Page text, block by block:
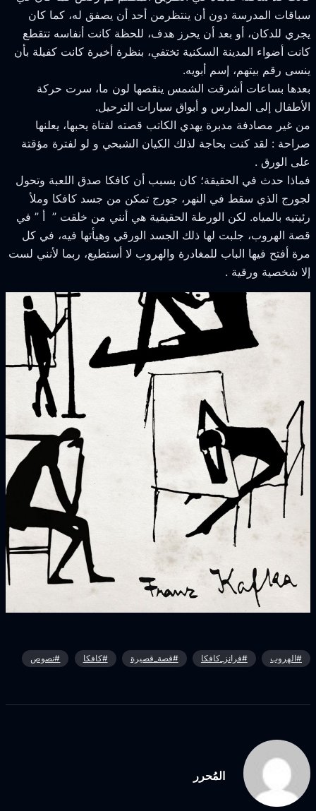
المدرسة دون أن ينتظرمن أحد أن يصفق له، كما كان
للدكان، أو بعد أن يحرز هدف، للحظة كانت أنفاسه تتقطع
أضواء المدينة السكنية تختفي، بنظرة أخيرة كانت كفيلة بأن
رقم بيتهم، إسم أبويه.
بساعات أشرقت الشمس ينقصها لون ما، سرت حركة
إلى المدارس و أبواق سيارات الترحيل.
غير مصادفة مدبرة يهدي الكاتب قصته لفتاة يحبها، يعلنها
: لقد كنت بحاجة لذلك الكيان الشبحي و لو لفترة مؤقتة
الورق .
حدث في الحقيقة؛ كان بسبب أن كافكا صدق اللعبة وتحول
الذي سقط في النهر، جورج تمكن من جسد كافكا وملأ
بالمياه. لكن الورطة الحقيقية هي أنني من خلقت ” أ ” في
الهروب، جلبت لها ذلك الجسد الورقي وهيأتها فيه، في كل
أفتح فيها الباب للمغادرة والهروب لا أستطيع، ربما لأنني لست
شخصية ورقية .
#الهروب #فرانز_كافكا #قصة_قصيرة #كافكا #نصوص
المُحرر